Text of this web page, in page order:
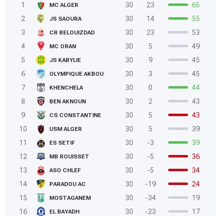
1 MC ALGER 30 23
65
2
JS SAOURA 30 14
55
3
CR BELOUIZDAD 30 23
53
4
MC ORAN 30 5
49
5
JS KABYLIE 30 9
45
6
OLYMPIQUE AKBOU 30 3
45
7
KHENCHELA 30 0
44
8
BEN AKNOUN 30 2
43
9
CS CONSTANTINE 30 5
43
10
USM ALGER 30 5
39
11
ES SETIF 30 -3
39
12
MB ROUISSET 30 -5
36
13
ASO CHLEF 30 -5
34
14
PARADOU AC 30 -19
24
15
MOSTAGANEM 30 -34
19
16
EL BAYADH 30 -23 17